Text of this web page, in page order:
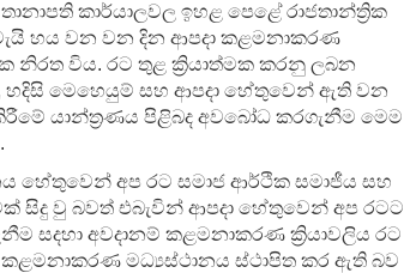
කාර්යාලවල ඉහළ පෙළේ රාජතාන්ත්‍රික
හය වන වන දින ආපදා කළමනාකරණ
නිරත විය.රට තුළ ක්‍රියාත්මක කරනු ලබන
හදිසි මෙහෙයුම් සහ ආපදා හේතුවෙන් ඇති වන
යාන්ත්‍රණය පිළිබද අවබෝධ කරගැනීම මෙම
හේතුවෙන් අප රට සමාජ ආර්ථික සමාජීය සහ
සිදු වු බවත් එබැවින් ආපදා හේතුවෙන් අප රටට
සදහා අවදානම් කළමනාකරණ ක්‍රියාවලිය රට
කළමනාකරණ මධ්‍යස්ථානය ස්ථාපිත කර ඇති බව